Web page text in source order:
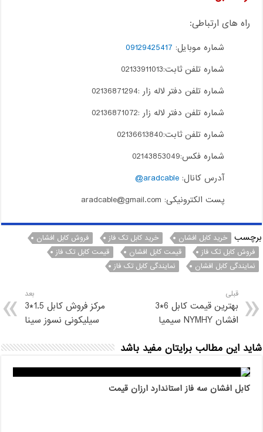
راه های ارتباطی:
شماره موبایل: 09129425417
شماره تلفن ثابت:02133911013
شماره تلفن دفتر لاله زار :02136871294
شماره تلفن دفتر لاله زار :02136871072
شماره تلفن ثابت:02136613840
شماره فکس:02143853049
آدرس کانال:aradcable@
پست الکترونیکی: aradcable@gmail.com
برچسب خرید کابل افشان خرید کابل تک فاز
فروش کابل افشان
فروش کابل تک فاز
قیمت کابل افشان
قیمت کابل تک فاز
نمایندگی کابل افشان
نمایندگی کابل تک فاز
قبلی
بهترین قیمت کابل 6*3
افشان NYMHY سیمیا
بعد
مرکز فروش کابل 1.5*3
سیلیکونی نسوز سینا
شاید این مطالب برایتان مفید باشد
کابل افشان سه فاز استاندارد ارزان قیمت